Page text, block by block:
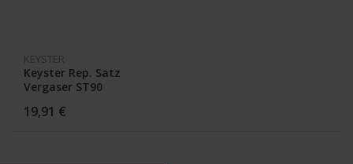
KEYSTER
Keyster Rep. Satz
Vergaser ST90
19,91 €